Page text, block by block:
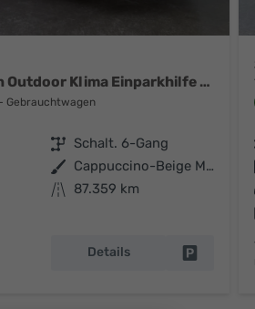
1.4 TSI, Ambition Outdoor Klima Einparkhilfe Swing Tempomat
Gebrauchtwagen
Getriebe Schalt. 6-Gang
Außenfarbe
Cappuccino-Beige Metallic
Kilometerstand
87.359 km
Details